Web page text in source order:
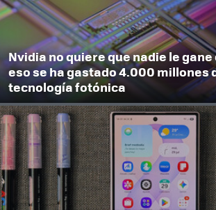
Nvidia no quiere que nadie le
eso se ha gastado 4.000 millones
tecnología fotónica